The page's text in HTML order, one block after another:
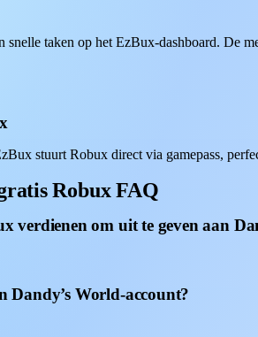
snelle taken op het EzBux-dashboard. De
stuurt Robux direct via gamepass,
Robux FAQ
verdienen om uit te geven aan
Dandy’s World-account?